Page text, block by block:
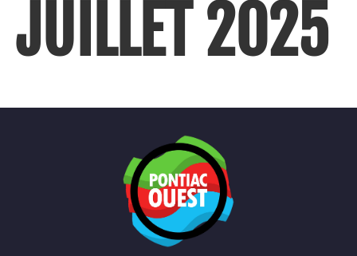
JUILLET 2025